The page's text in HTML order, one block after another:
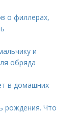
о филлерах,
и
обряда
в домашних
рождения. Что